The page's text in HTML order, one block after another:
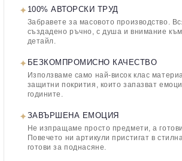
✦ 100% АВТОРСКИ ТРУД
Забравете за масовото производство.
създадено ръчно, с душа и внимание
детайл.
✦ БЕЗКОМПРОМИСНО КАЧЕСТВО
Използваме само най-висок клас
защитни покрития, които запазват
годините.
✦ЗАВЪРШЕНА ЕМОЦИЯ
Не изпращаме просто предмети, а
Повечето ни артикули пристигат в
готови за поднасяне.